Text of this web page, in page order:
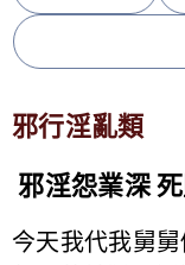
邪行淫亂類
邪淫怨業深
今天我代我舅